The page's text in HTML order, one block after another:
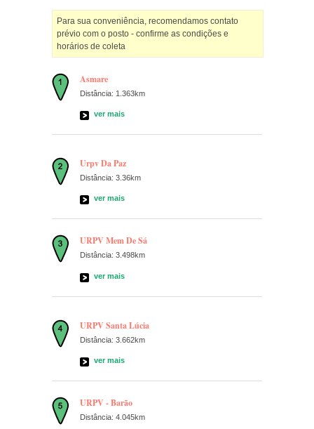
Para sua conveniência, recomendamos contato
prévio com o posto - confirme as condições e
horários de coleta
Asmare
Distância: 1.363km
ver mais
Urpv Da Paz
Distância: 3.36km
ver mais
URPV Mem De Sá
Distância: 3.498km
ver mais
URPV Santa Lúcia
Distância: 3.662km
ver mais
URPV - Barão
Distância: 4.045km